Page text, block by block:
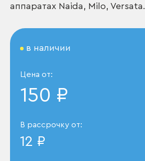
аппаратах Naida, Milo, Versata.
в наличии
Цена от:
150 ₽
В рассрочку от:
12 ₽